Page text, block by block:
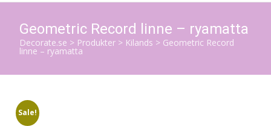
Geometric Record linne – ryamatta
Decorate.se > Produkter > Kilands > Geometric Record
linne – ryamatta
Sale!